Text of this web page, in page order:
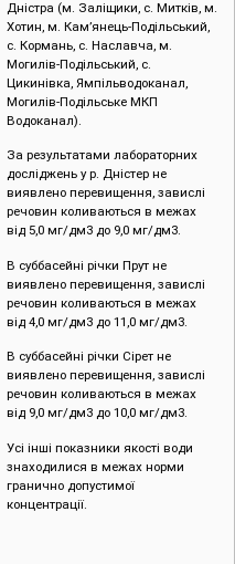
Дністра (м. Заліщики, с. Митків, м.
Хотин, м. Кам’янець-Подільський,
с. Кормань, с. Наславча, м.
Могилів-Подільський, с.
Цикинівка, Ямпільводоканал,
Могилів-Подільське МКП
Водоканал).
За результатами лабораторних
досліджень у р. Дністер не
виявлено перевищення, завислі
речовин коливаються в межах
від 5,0 мг/дм3 до 9,0 мг/дм3.
В суббасейні річки Прут не
виявлено перевищення, завислі
речовин коливаються в межах
від 4,0 мг/дм3 до 11,0 мг/дм3.
В суббасейні річки Сірет не
виявлено перевищення, завислі
речовин коливаються в межах
від 9,0 мг/дм3 до 10,0 мг/дм3.
Усі інші показники якості води
знаходилися в межах норми
гранично допустимої
концентрації.